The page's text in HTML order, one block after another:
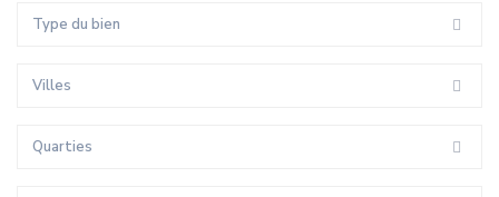
Type du bien
Villes
Quarties